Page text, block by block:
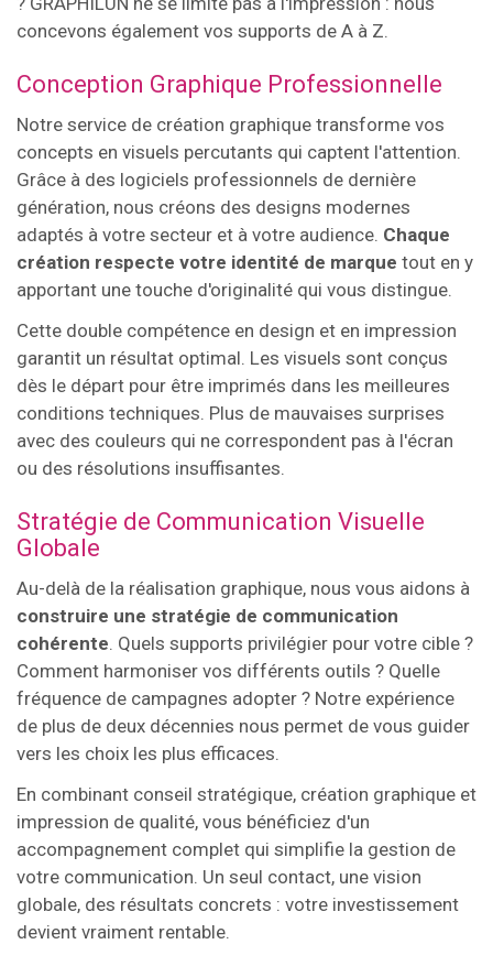
concevons également vos supports de A à Z.
Conception Graphique Professionnelle
Notre service de création graphique transforme vos
concepts en visuels percutants qui captent l'attention.
Grâce à des logiciels professionnels de dernière
génération, nous créons des designs modernes
adaptés à votre secteur et à votre audience. Chaque
création respecte votre identité de marque tout en y
apportant une touche d'originalité qui vous distingue.
Cette double compétence en design et en impression
garantit un résultat optimal. Les visuels sont conçus
dès le départ pour être imprimés dans les meilleures
conditions techniques. Plus de mauvaises surprises
avec des couleurs qui ne correspondent pas à l'écran
ou des résolutions insuffisantes.
Stratégie de Communication Visuelle
Globale
Au-delà de la réalisation graphique, nous vous aidons à
construire une stratégie de communication
cohérente. Quels supports privilégier pour votre cible ?
Comment harmoniser vos différents outils ? Quelle
fréquence de campagnes adopter ? Notre expérience
de plus de deux décennies nous permet de vous guider
vers les choix les plus efficaces.
En combinant conseil stratégique, création graphique et
impression de qualité, vous bénéficiez d'un
accompagnement complet qui simplifie la gestion de
votre communication. Un seul contact, une vision
globale, des résultats concrets : votre investissement
devient vraiment rentable.